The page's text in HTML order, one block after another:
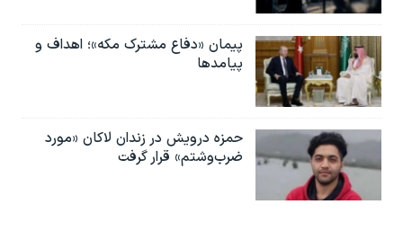
پیمان «دفاع مشترک مکه»؛ اهداف و
پیامدها
حمزه درویش در زندان لاکان «مورد
ضرب‌وشتم» قرار گرفت